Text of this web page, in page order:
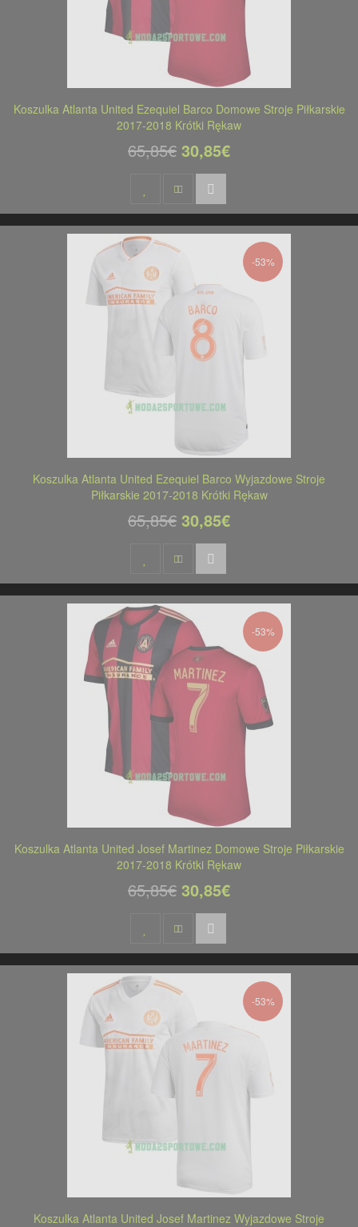
Koszulka Atlanta United Ezequiel Barco Domowe Stroje Piłkarskie
2017-2018 Krótki Rękaw
65,85€ 30,85€
-53%
Koszulka Atlanta United Ezequiel Barco Wyjazdowe Stroje
Piłkarskie 2017-2018 Krótki Rękaw
65,85€ 30,85€
-53%
Koszulka Atlanta United Josef Martinez Domowe Stroje Piłkarskie
2017-2018 Krótki Rękaw
65,85€ 30,85€
-53%
Koszulka Atlanta United Josef Martinez Wyjazdowe Stroje